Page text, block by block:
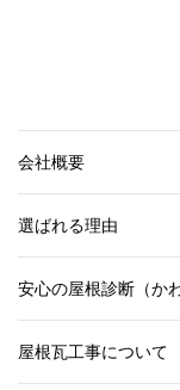
会社概要
選ばれる理由
安心の屋根診断（か
屋根瓦工事について